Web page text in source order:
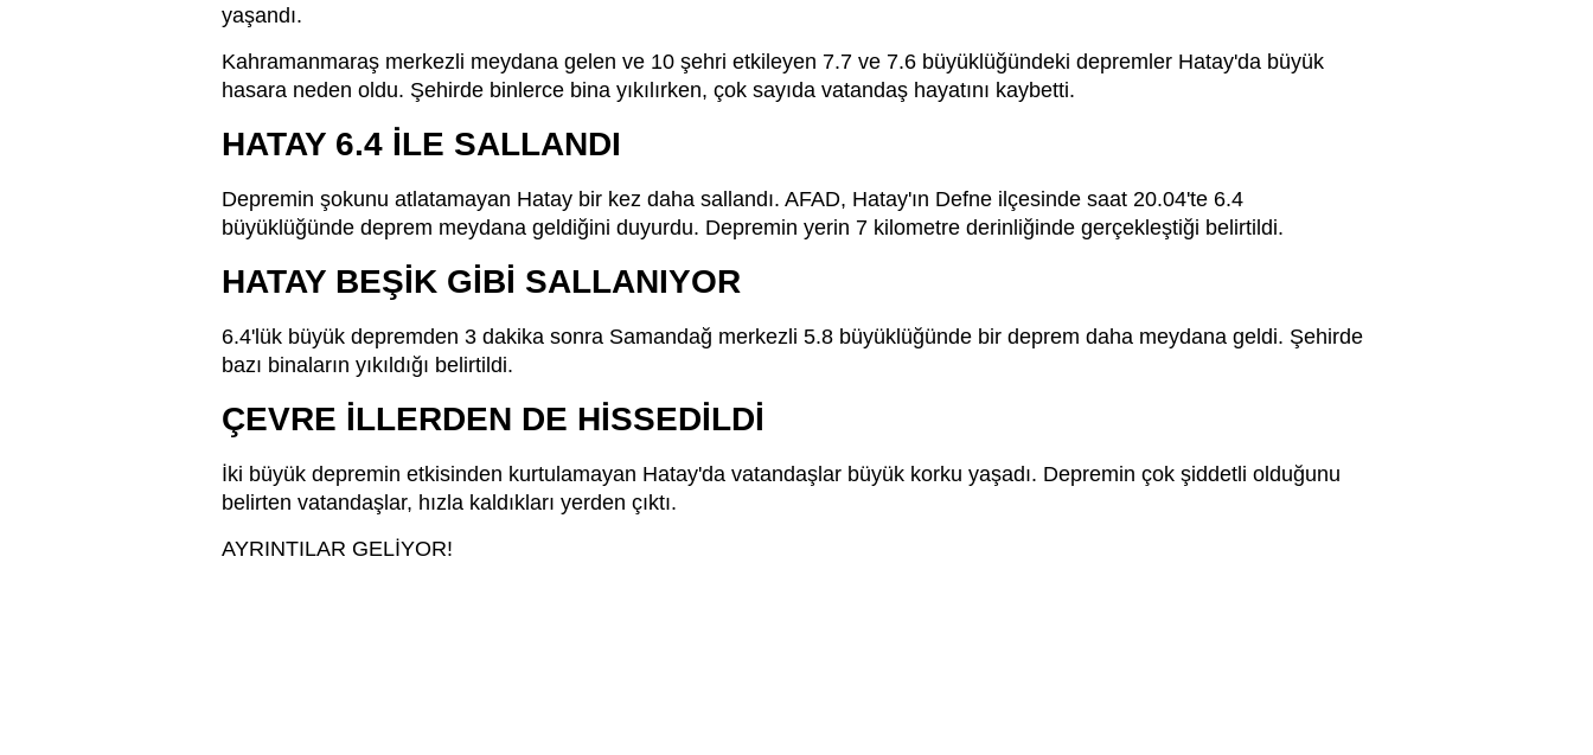
yaşandı.
Kahramanmaraş merkezli meydana gelen ve 10 şehri etkileyen 7.7 ve 7.6 büyüklüğündeki depremler Hatay'da büyük
hasara neden oldu. Şehirde binlerce bina yıkılırken, çok sayıda vatandaş hayatını kaybetti.
HATAY 6.4 İLE SALLANDI
Depremin şokunu atlatamayan Hatay bir kez daha sallandı. AFAD, Hatay'ın Defne ilçesinde saat 20.04'te 6.4
büyüklüğünde deprem meydana geldiğini duyurdu. Depremin yerin 7 kilometre derinliğinde gerçekleştiği belirtildi.
HATAY BEŞİK GİBİ SALLANIYOR
6.4'lük büyük depremden 3 dakika sonra Samandağ merkezli 5.8 büyüklüğünde bir deprem daha meydana geldi. Şehirde
bazı binaların yıkıldığı belirtildi.
ÇEVRE İLLERDEN DE HİSSEDİLDİ
İki büyük depremin etkisinden kurtulamayan Hatay'da vatandaşlar büyük korku yaşadı. Depremin çok şiddetli olduğunu
belirten vatandaşlar, hızla kaldıkları yerden çıktı.
AYRINTILAR GELİYOR!